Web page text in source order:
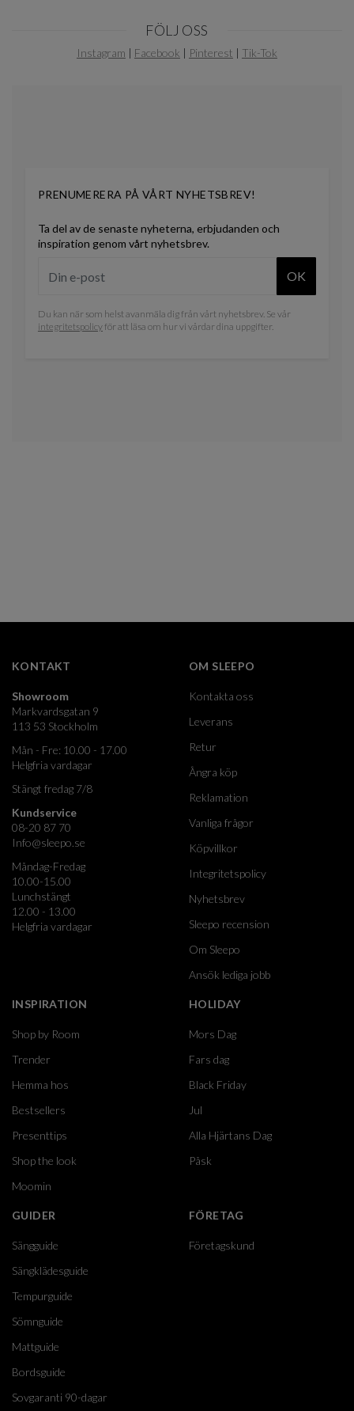
FÖLJ OSS
Instagram | Facebook | Pinterest | Tik-Tok
PRENUMERERA PÅ VÅRT NYHETSBREV!
Ta del av de senaste nyheterna, erbjudanden och
inspiration genom vårt nyhetsbrev.
OK
Du kan när som helst avanmäla dig från vårt nyhetsbrev. Se vår
integritetspolicyför att läsa om hur vi vårdar dina uppgifter.
KONTAKT
Showroom
Markvardsgatan 9
113 53 Stockholm
Mån - Fre: 10.00 - 17.00
Helgfria vardagar
Stängt fredag 7/8
Kundservice
08-20 87 70
Info@sleepo.se
Måndag-Fredag
10.00-15.00
Lunchstängt
12.00 - 13.00
Helgfria vardagar
OM SLEEPO
Kontakta oss
Leverans
Retur
Ångra köp
Reklamation
Vanliga frågor
Köpvillkor
Integritetspolicy
Nyhetsbrev
Sleepo recension
Om Sleepo
Ansök lediga jobb
INSPIRATION
Shop by Room
Trender
Hemma hos
Bestsellers
Presenttips
Shop the look
Moomin
HOLIDAY
Mors Dag
Fars dag
Black Friday
Jul
Alla Hjärtans Dag
Påsk
GUIDER
Sängguide
Sängklädesguide
Tempurguide
Sömnguide
Mattguide
Bordsguide
Sovgaranti 90-dagar
FÖRETAG
Företagskund